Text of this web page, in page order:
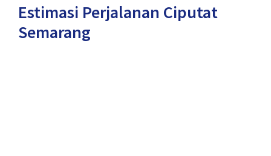
Estimasi Perjalanan Ciputat
Semarang